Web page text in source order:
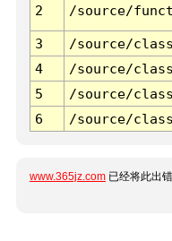
2 /source/
3 /source/
4
/source/
5
/source/
6
/source/
www.365jz.com 已经将此出